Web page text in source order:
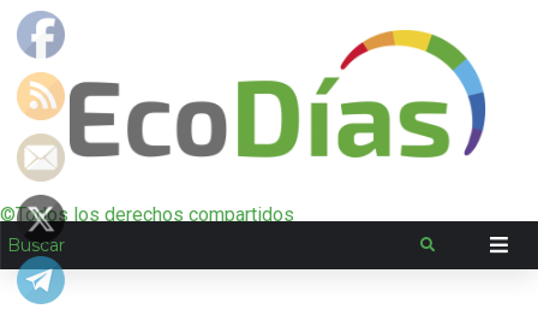
©Todos los derechos compartidos